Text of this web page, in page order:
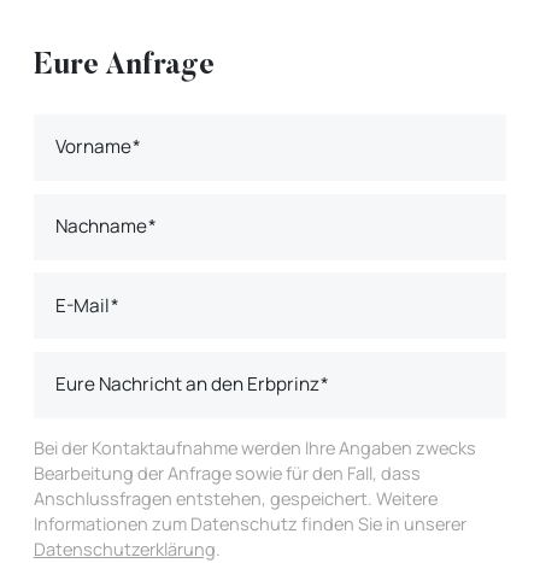
Eure Anfrage
Vorname
Nachname
E-Mail
Eure Nachricht an den Erbprinz
Bei der Kontaktaufnahme werden Ihre Angaben zwecks
Bearbeitung der Anfrage sowie für den Fall, dass
Anschlussfragen entstehen, gespeichert. Weitere
Informationen zum Datenschutz finden Sie in unserer
Datenschutzerklärung.